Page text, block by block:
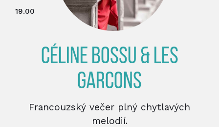
19.00
CÉLINE BOSSU & LES
GARCONS
Francouzský večer plný chytlavých
melodií.